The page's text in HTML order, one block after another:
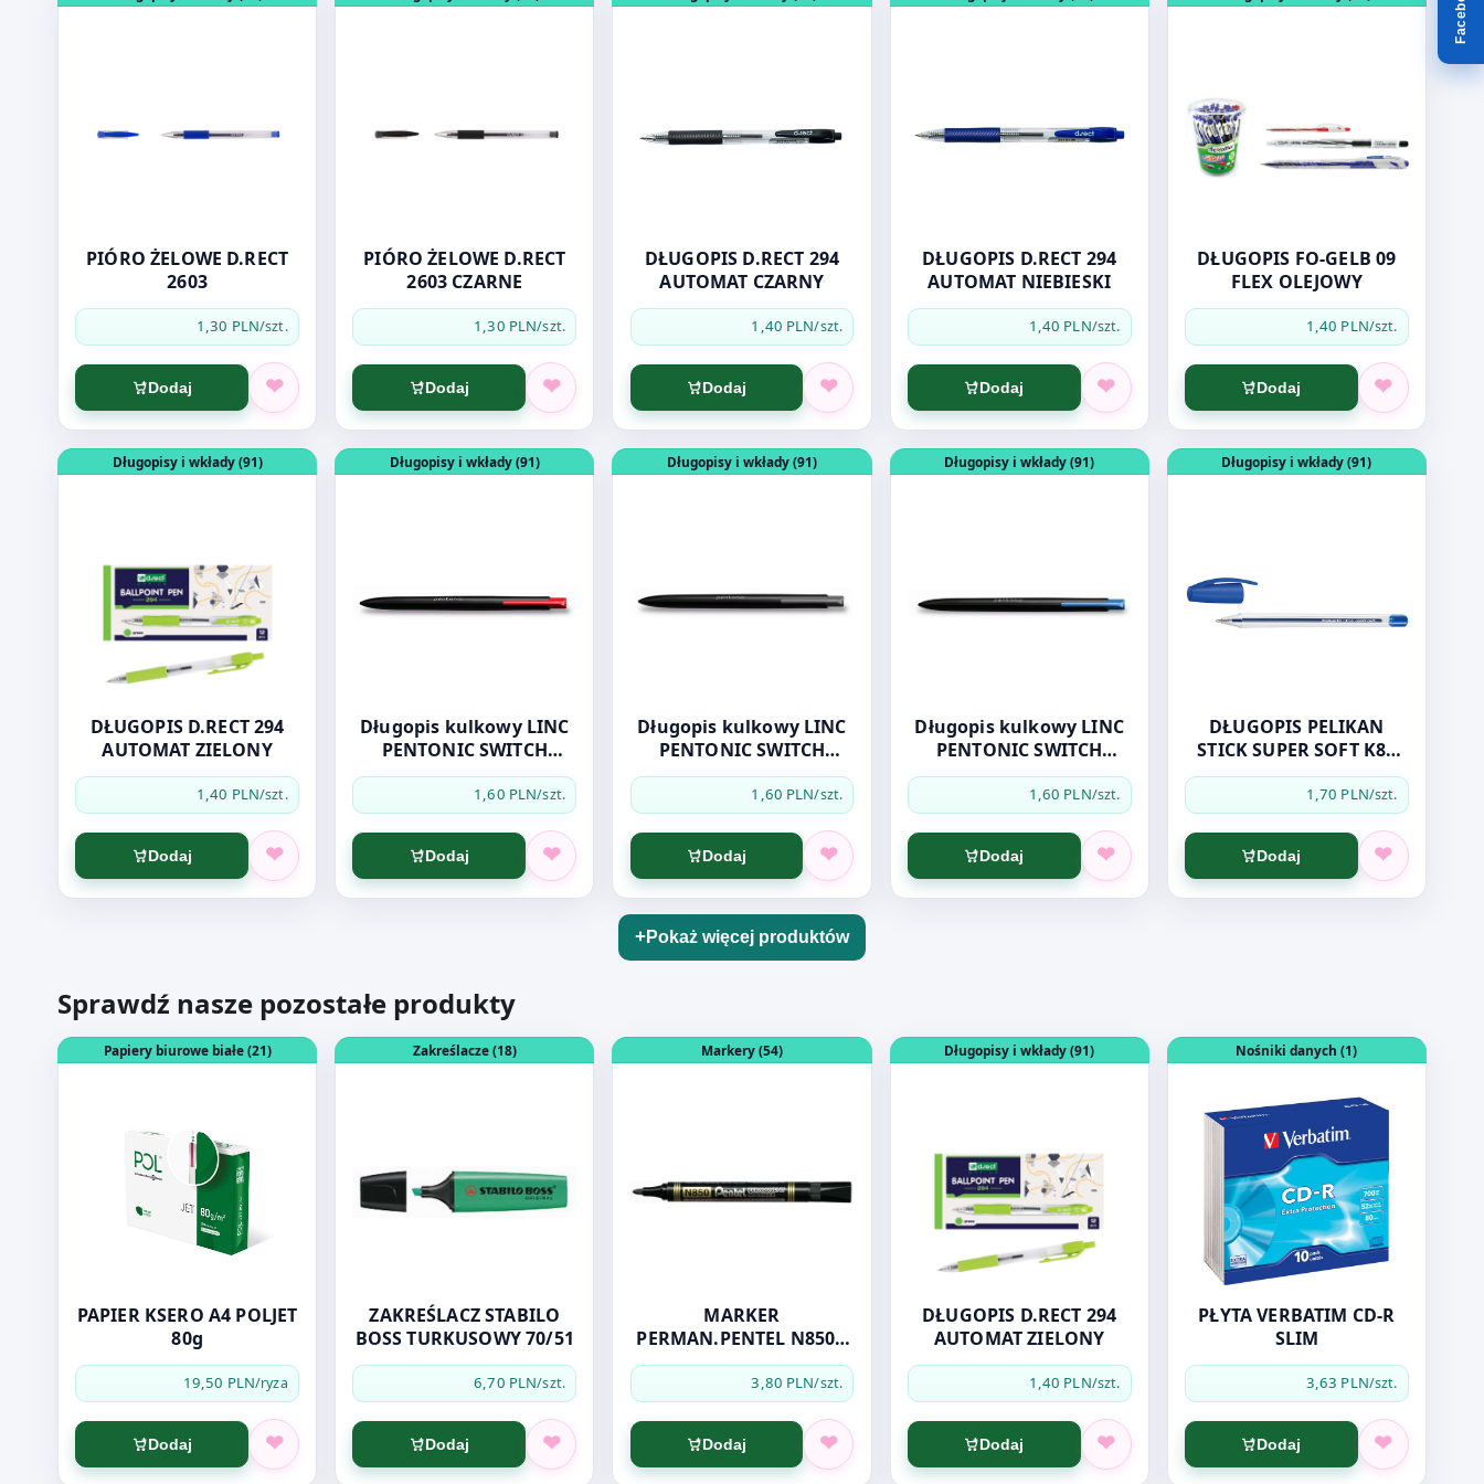
PIÓRO ŻELOWE D.RECT
2603
1,30 PLN/szt.
Dodaj
PIÓRO ŻELOWE D.RECT
2603 CZARNE
1,30 PLN/szt.
Dodaj
DŁUGOPIS D.RECT 294
AUTOMAT CZARNY
1,40 PLN/szt.
Dodaj
DŁUGOPIS D.RECT 294
AUTOMAT NIEBIESKI
1,40 PLN/szt.
Dodaj
DŁUGOPIS FO-GELB 09
FLEX OLEJOWY
1,40 PLN/szt.
Dodaj
Otwórz produkt: DŁUGOPIS D.RECT 294 AUTOMAT ZIELONY
Długopisy i wkłady (91)
DŁUGOPIS D.RECT 294
AUTOMAT ZIELONY
1,40 PLN/szt.
Dodaj
Otwórz produkt: Długopis kulkowy LINC PENTONIC SWITCH czerwony
Długopisy i wkłady (91)
Długopis kulkowy LINC
PENTONIC SWITCH
czerwony
1,60 PLN/szt.
Dodaj
Otwórz produkt: Długopis kulkowy LINC PENTONIC SWITCH czarny
Długopisy i wkłady (91)
Długopis kulkowy LINC
PENTONIC SWITCH
czarny
1,60 PLN/szt.
Dodaj
Otwórz produkt: Długopis kulkowy LINC PENTONIC SWITCH niebieski
Długopisy i wkłady (91)
Długopis kulkowy LINC
PENTONIC SWITCH
niebieski
1,60 PLN/szt.
Dodaj
Otwórz produkt: DŁUGOPIS PELIKAN
Długopisy i wkłady (91)
DŁUGOPIS PELIKAN
STICK SUPER SOFT K86
NIEBIESKI
1,70 PLN/szt.
Dodaj
Pokaż więcej produktów
Sprawdź nasze pozostałe produkty
Otwórz produkt: PAPIER KSERO A4 POLJET 80g
Papiery biurowe białe (21)
PAPIER KSERO A4 POLJET
80g
19,50 PLN/ryza
Dodaj
Otwórz produkt: ZAKREŚLACZ STABILO BOSS TURKUSOWY 70/51
Zakreślacze (18)
ZAKREŚLACZ STABILO
BOSS TURKUSOWY 70/51
6,70 PLN/szt.
Dodaj
Otwórz produkt: MARKER PERMAN.PENTEL N850A CZARNY OKR.
Markery (54)
MARKER
PERMAN.PENTEL N850A
CZARNY OKR.
3,80 PLN/szt.
Dodaj
Otwórz produkt: DŁUGOPIS D.RECT 294 AUTOMAT ZIELONY
Długopisy i wkłady (91)
DŁUGOPIS D.RECT 294
AUTOMAT ZIELONY
1,40 PLN/szt.
Dodaj
Otwórz produkt: PŁYTA VERBATIM
Nośniki danych (1)
PŁYTA VERBATIM CD-R
SLIM
3,63 PLN/szt.
Dodaj